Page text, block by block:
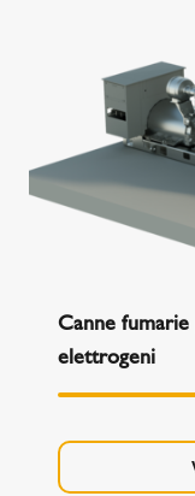
Canne
elettrogeni